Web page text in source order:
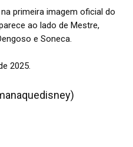
primeira imagem oficial do
ao lado de Mestre,
e Soneca.
2025.